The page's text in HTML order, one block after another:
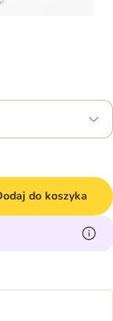
do koszyka